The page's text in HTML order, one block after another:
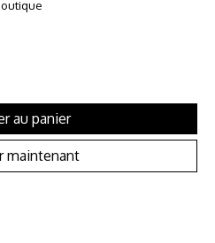
au panier
maintenant